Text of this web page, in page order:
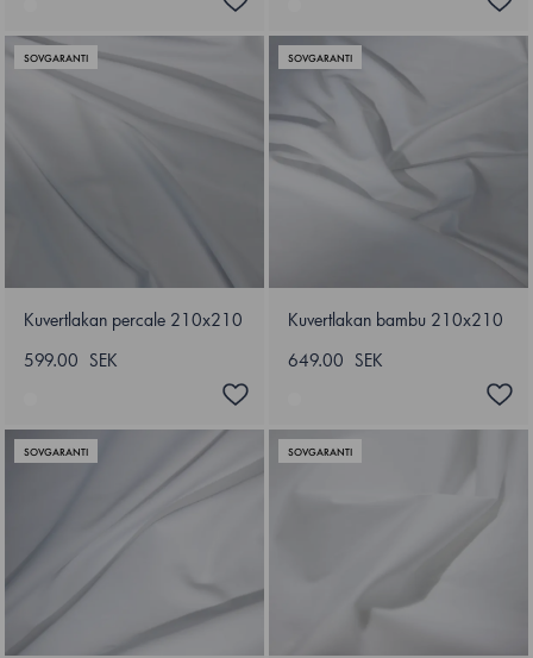
Kuvertlakan percale 210x210
599.00 SEK
SOVGARANTI
Kuvertlakan bambu 210x210
649.00 SEK
SOVGARANTI
SOVGARANTI SOVGARANTI